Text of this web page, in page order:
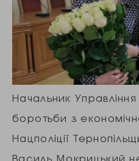
Начальник
боротьби з
Нацполіції
Василь Мокрицький